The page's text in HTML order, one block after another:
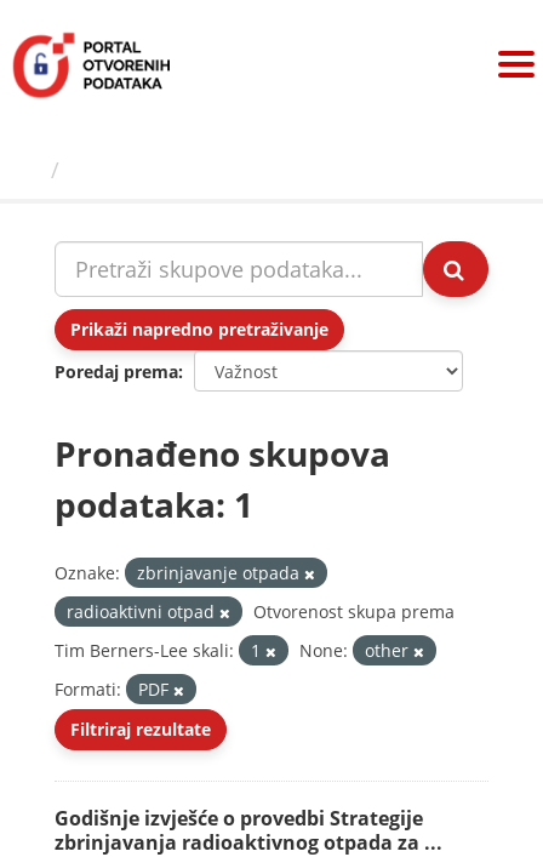
sadržaj
Prikaži napredno pretraživanje
Poredaj prema
Pronađeno skupova
podataka: 1
Oznake:
zbrinjavanje otpada
radioaktivni otpad
Otvorenost skupa prema
Tim Berners-Lee skali:
1 None:
other
Formati:
PDF
Filtriraj rezultate
Godišnje izvješće o provedbi Strategije
zbrinjavanja radioaktivnog otpada za ...